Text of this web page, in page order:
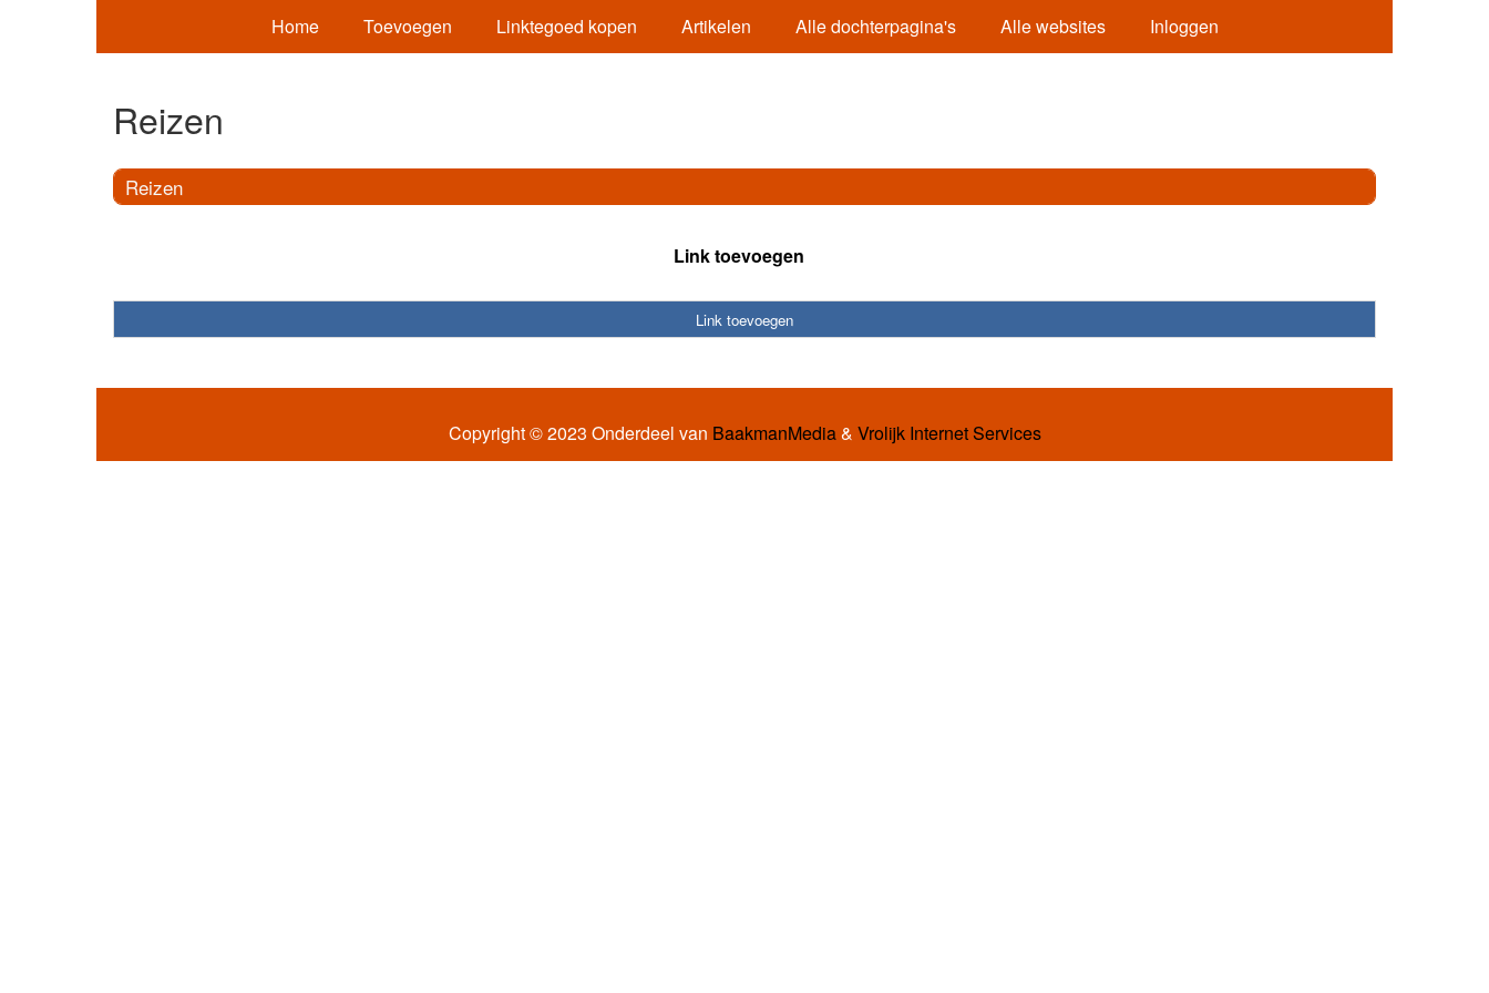
Home Toevoegen Linktegoed kopen Artikelen Alle dochterpagina's Alle websites Inloggen
Reizen
Reizen
Link toevoegen
Link toevoegen
Copyright © 2023 Onderdeel van BaakmanMedia& Vrolijk Internet Services